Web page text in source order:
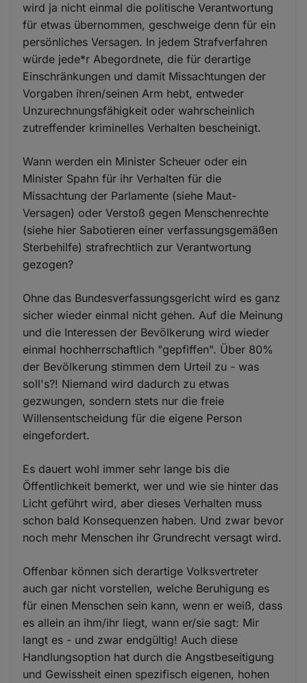
wird ja nicht einmal die politische Verantwortung
für etwas übernommen, geschweige denn für ein
persönliches Versagen. In jedem Strafverfahren
würde jede*r Abegordnete, die für derartige
Einschränkungen und damit Missachtungen der
Vorgaben ihren/seinen Arm hebt, entweder
Unzurechnungsfähigkeit oder wahrscheinlich
zutreffender kriminelles Verhalten bescheinigt.
Wann werden ein Minister Scheuer oder ein
Minister Spahn für ihr Verhalten für die
Missachtung der Parlamente (siehe Maut-
Versagen) oder Verstoß gegen Menschenrechte
(siehe hier Sabotieren einer verfassungsgemäßen
Sterbehilfe) strafrechtlich zur Verantwortung
gezogen?
Ohne das Bundesverfassungsgericht wird es ganz
sicher wieder einmal nicht gehen. Auf die Meinung
und die Interessen der Bevölkerung wird wieder
einmal hochherrschaftlich "gepfiffen". Über 80%
der Bevölkerung stimmen dem Urteil zu - was
soll's?! Niemand wird dadurch zu etwas
gezwungen, sondern stets nur die freie
Willensentscheidung für die eigene Person
eingefordert.
Es dauert wohl immer sehr lange bis die
Öffentlichkeit bemerkt, wer und wie sie hinter das
Licht geführt wird, aber dieses Verhalten muss
schon bald Konsequenzen haben. Und zwar bevor
noch mehr Menschen ihr Grundrecht versagt wird.
Offenbar können sich derartige Volksvertreter
auch gar nicht vorstellen, welche Beruhigung es
für einen Menschen sein kann, wenn er weiß, dass
es allein an ihm/ihr liegt, wann er/sie sagt: Mir
langt es - und zwar endgültig! Auch diese
Handlungsoption hat durch die Angstbeseitigung
und Gewissheit einen spezifisch eigenen, hohen